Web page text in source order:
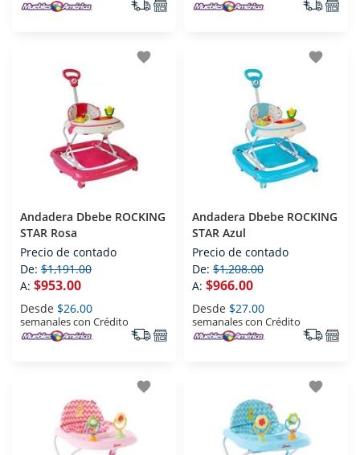
favorite
Andadera Dbebe ROCKING
STAR Rosa
Precio de contado
De: $1,191.00
A: $953.00
Desde $26.00
semanales con Crédito
favorite
Andadera Dbebe ROCKING
STAR Azul
Precio de contado
De: $1,208.00
A: $966.00
Desde $27.00
semanales con Crédito
favorite favorite